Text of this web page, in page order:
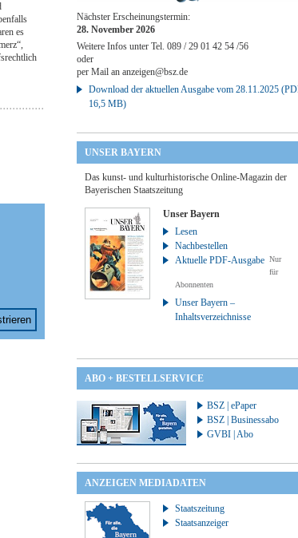
es
Nächster Erscheinungstermin:
28. November 2026
Weitere Infos unter Tel. 089 / 29 01 42 54 /56
oder
per Mail an anzeigen@bsz.de
Download der aktuellen Ausgabe vom 28.11.2025
16,5 MB)
UNSER BAYERN
Das kunst- und kulturhistorische Online-Magazin der
Bayerischen Staatszeitung
Unser Bayern
Lesen
Nachbestellen
Aktuelle PDF-Ausgabe Nur
für
Abonnenten
Unser Bayern –
Inhaltsverzeichnisse
ABO + BESTELLSERVICE
BSZ | ePaper
BSZ | Businessabo
GVBI | Abo
ANZEIGEN MEDIADATEN
Staatszeitung
Staatsanzeiger